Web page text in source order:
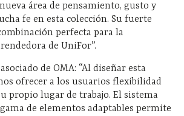
área de pensamiento, gusto y
fe en esta colección. Su fuerte
perfecta para la
de UniFor”.
de OMA: “Al diseñar esta
ofrecer a los usuarios flexibilidad
propio lugar de trabajo. El sistema
de elementos adaptables permite